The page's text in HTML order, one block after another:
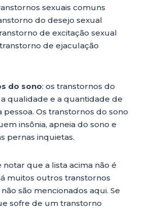
sexuais comuns
do desejo sexual
de excitação sexual
de ejaculação
do sono: os transtornos do
qualidade e a quantidade de
pessoa. Os transtornos do sono
insônia, apneia do sono e
pernas inquietas.
notar que a lista acima não é
muitos outros transtornos
são mencionados aqui. Se
sofre de um transtorno